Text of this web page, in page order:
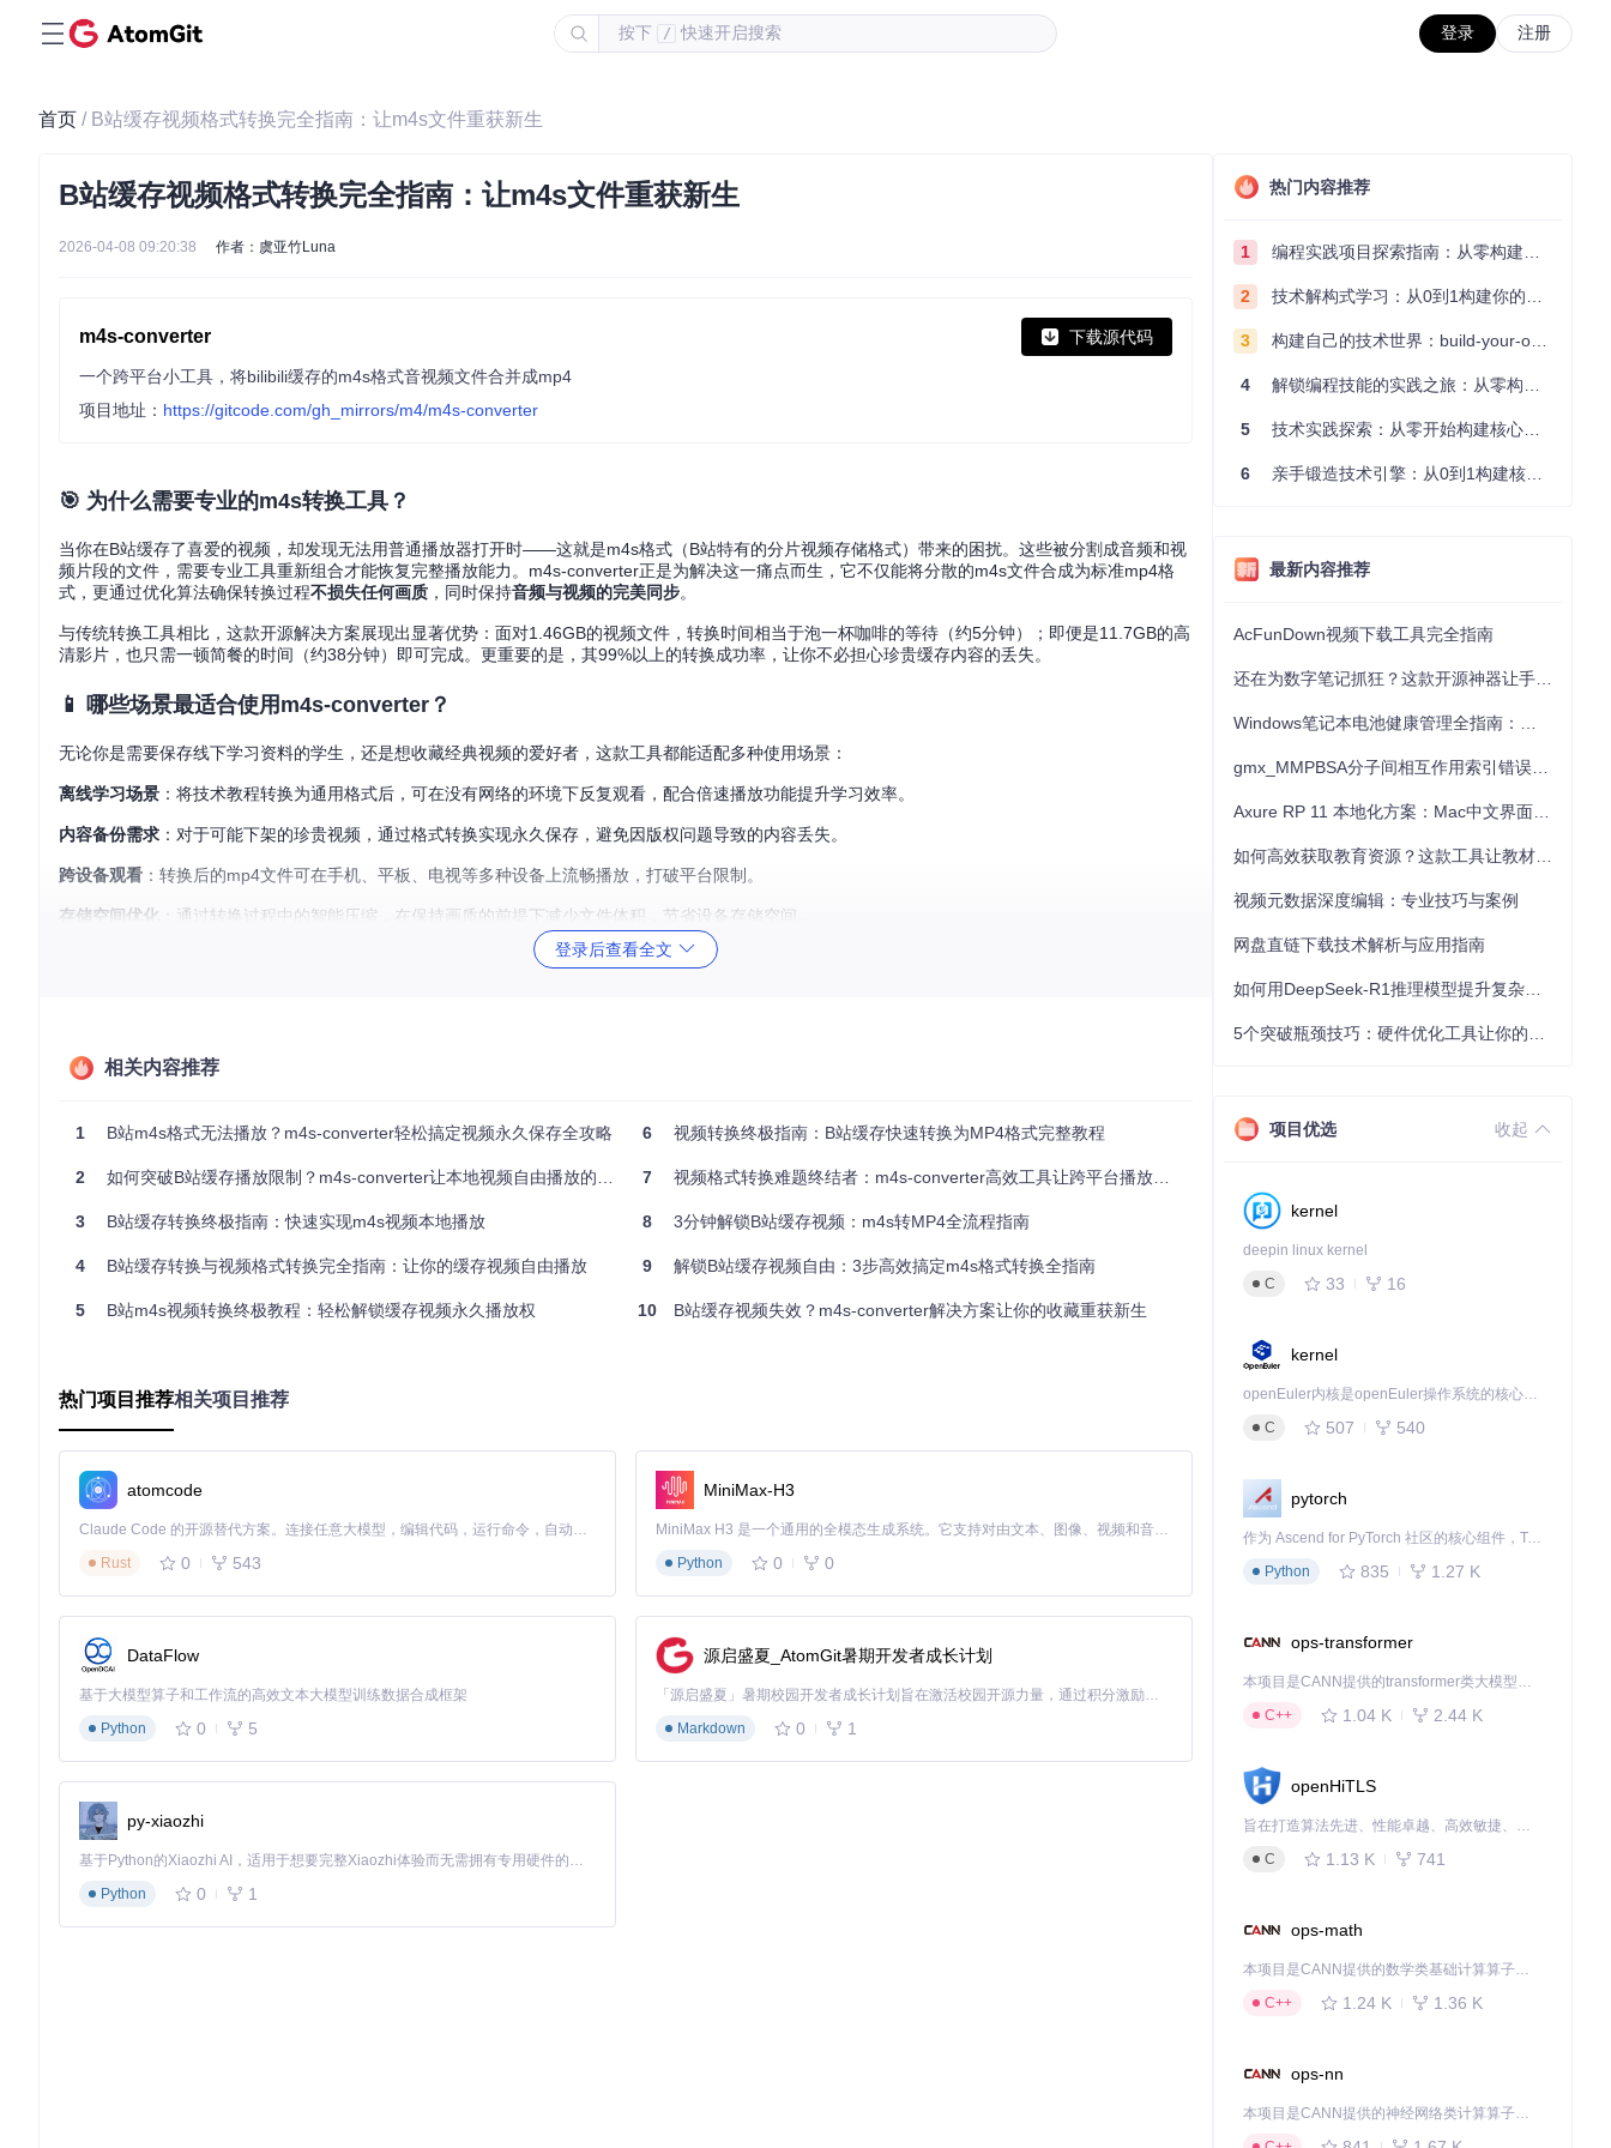
按下 / 快速开启搜索 登录 注册
首页 / B站缓存视频格式转换完全指南：让m4s文件重获新生
B站缓存视频格式转换完全指南：让m4s文件重获新生
2026-04-08 09:20:38 作者：虞亚竹Luna
m4s-converter 下载源代码
一个跨平台小工具，将bilibili缓存的m4s格式音视频文件合并成mp4
项目地址： https://gitcode.com/gh_mirrors/m4/m4s-converter
🎯 为什么需要专业的m4s转换工具？
当你在B站缓存了喜爱的视频，却发现无法用普通播放器打开时——这就是m4s格式（B站特有的分片视频存储格式）带来的困扰。这些被分割成音频和视
频片段的文件，需要专业工具重新组合才能恢复完整播放能力。m4s-converter正是为解决这一痛点而生，它不仅能将分散的m4s文件合成为标准mp4格
式，更通过优化算法确保转换过程不损失任何画质 ，同时保持音频与视频的完美同步。
与传统转换工具相比，这款开源解决方案展现出显著优势：面对1.46GB的视频文件，转换时间相当于泡一杯咖啡的等待（约5分钟）；即便是11.7GB的高
清影片，也只需一顿简餐的时间（约38分钟）即可完成。更重要的是，其99%以上的转换成功率，让你不必担心珍贵缓存内容的丢失。
📱 哪些场景最适合使用m4s-converter？
无论你是需要保存线下学习资料的学生，还是想收藏经典视频的爱好者，这款工具都能适配多种使用场景：
离线学习场景 ：将技术教程转换为通用格式后，可在没有网络的环境下反复观看，配合倍速播放功能提升学习效率。
内容备份需求 ：对于可能下架的珍贵视频，通过格式转换实现永久保存，避免因版权问题导致的内容丢失。
跨设备观看 ：转换后的mp4文件可在手机、平板、电视等多种设备上流畅播放，打破平台限制。
存储空间优化 ：通过转换过程中的智能压缩，在保持画质的前提下减少文件体积，节省设备存储空间。
macOS/Linux用户：在终端运行./main命令
程序启动后会自动扫描系统中的B站默认缓存路径（通常位于用户目录下的AppData/Roaming/bilibili/目录），并列出所有可转换的m4s文件。
验证结果：打开生成的mp4文件，检查播放是否流畅、音画是否同步、画质是否与原视频一致。建议使用VLC或PotPlayer等专业播放器进行验证。
高手模式：命令行参数实现精准控制
对于需要批量处理或自定义设置的用户，命令行模式提供了更灵活的操作方式。基础转换命令格式如下：
常用参数说明：
--input
--output
--overwrite：启用同名文件覆盖功能
--quality
：指定输出视频质量（1-10，默认为7）
🚀 如何解锁高级功能？
自定义路径配置
登录后查看全文
相关内容推荐
1 B站m4s格式无法播放？m4s-converter轻松搞定视频永久保存全攻略
2 如何突破B站缓存播放限制？m4s-converter让本地视频自由播放的实现方案
3 B站缓存转换终极指南：快速实现m4s视频本地播放
4 B站缓存转换与视频格式转换完全指南：让你的缓存视频自由播放
5 B站m4s视频转换终极教程：轻松解锁缓存视频永久播放权
6 视频转换终极指南：B站缓存快速转换为MP4格式完整教程
7 视频格式转换难题终结者：m4s-converter高效工具让跨平台播放不再头疼
8 3分钟解锁B站缓存视频：m4s转MP4全流程指南
9 解锁B站缓存视频自由：3步高效搞定m4s格式转换全指南
10 B站缓存视频失效？m4s-converter解决方案让你的收藏重获新生
热门项目推荐相关项目推荐
atomcode
Claude Code 的开源替代方案。连接任意大模型，编辑代码，运行命令，自动验证 — 全自动执行。用 Rust 构建，极致性能。 ｜ An open-source alternative to Claude Code. Connect any LLM, edit code, run commands, and verify changes — autonomously. Built in Rust for speed. Get Started
Rust
0 543
MiniMax-H3
MiniMax H3 是一个通用的全模态生成系统。它支持对由文本、图像、视频和音频组成的多模态上下文进行统一理解，并能生成分辨率高达 2K、时长可达 15 秒的带原生立体声音频的视频。得益于面向任务泛化的系统设计，H3 在预训练阶段就已具备广泛的多模态上下文理解与生成能力，能够出色地执行复杂的多模态指令。
Python
0 0
DataFlow
基于大模型算子和工作流的高效文本大模型训练数据合成框架
Python
0 5
源启盛夏_AtomGit暑期开发者成长计划
「源启盛夏」暑期校园开发者成长计划旨在激活校园开源力量，通过积分激励、认证扶持、资源倾斜等形式，引导高校组织和开发者完成「入驻 — 建项目 — 做贡献 — 获认证 — 得资源」的完整闭环。无论你是想带领社团入驻平台的组织者，还是希望用代码贡献证明自己的开发者，都能在这里找到属于你的成长路径。
Markdown
0 1
py-xiaozhi
基于Python的Xiaozhi AI，适用于想要完整Xiaozhi体验而无需拥有专用硬件的用户。
Python
0 1
热门内容推荐
1 编程实践项目探索指南：从零构建技术能力体系
2 技术解构式学习：从0到1构建你的编程知识体系
3 构建自己的技术世界：build-your-own-x项目的实践探索指南
4 解锁编程技能的实践之旅：从零构建你的技术世界
5 技术实践探索：从零开始构建核心系统的实践指南
6 亲手锻造技术引擎：从0到1构建核心系统的实践指南
最新内容推荐
AcFunDown视频下载工具完全指南
视频元数据深度编辑：专业技巧与案例
网盘直链下载技术解析与应用指南
项目优选 收起
kernel
deepin linux kernel
C
33 16
kernel
openEuler内核是openEuler操作系统的核心，既是系统性能与稳定性的基石，也是连接处理器、设备与服务的桥梁。
C
507 540
pytorch
作为 Ascend for PyTorch 社区的核心组件，TorchNPU 是昇腾专为 PyTorch 打造的深度学习适配插件，使 PyTorch 框架能够直接调用昇腾 NPU，为开发者提供昇腾 AI 处理器的超强算力。
Python
835 1.27 K
ops-transformer
本项目是CANN提供的transformer类大模型算子库，实现网络在NPU上加速计算。
C++
1.04 K 2.44 K
openHiTLS
旨在打造算法先进、性能卓越、高效敏捷、安全可靠的密码套件，通过轻量级、可剪裁的软件技术架构满足各行业不同场景的多样化要求，让密码技术应用更简单，同时探索后量子等先进算法创新实践，构建密码前沿技术底座！
C
1.13 K 741
ops-math
本项目是CANN提供的数学类基础计算算子库，实现网络在NPU上加速计算。
C++
1.24 K 1.36 K
ops-nn
本项目是CANN提供的神经网络类计算算子库，实现网络在NPU上加速计算。